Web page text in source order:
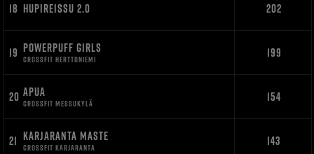
18 HUPIREISSU 2.0 202
19 POWERPUFF GIRLS
CROSSFIT HERTTONIEMI 199
20 APUA
CROSSFIT MESSUKYLÄ 154
21 KARJARANTA MASTE
CROSSFIT KARJARANTA 143